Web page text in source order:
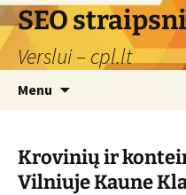
Skip
to
content
SEO
Verslui – cpl.lt
Menu
Krovinių ir
Vilniuje Kaune